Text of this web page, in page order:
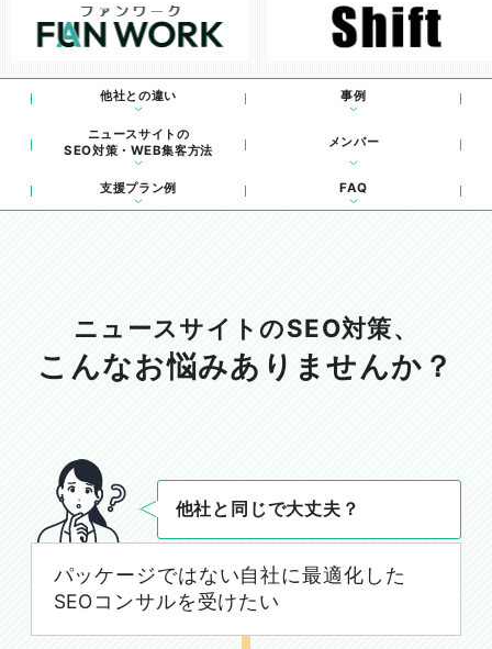
他社との違い 事例
ニュースサイトの
SEO対策・WEB集客方法
メンバー
支援プラン例 FAQ
ニュースサイトのSEO対策、
こんなお悩みありませんか？
他社と同じで大丈夫？
パッケージではない自社に最適化した
SEOコンサルを受けたい